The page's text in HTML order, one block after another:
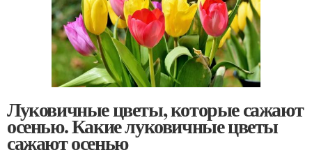
Луковичные цветы, которые сажают
осенью. Какие луковичные цветы
сажают осенью